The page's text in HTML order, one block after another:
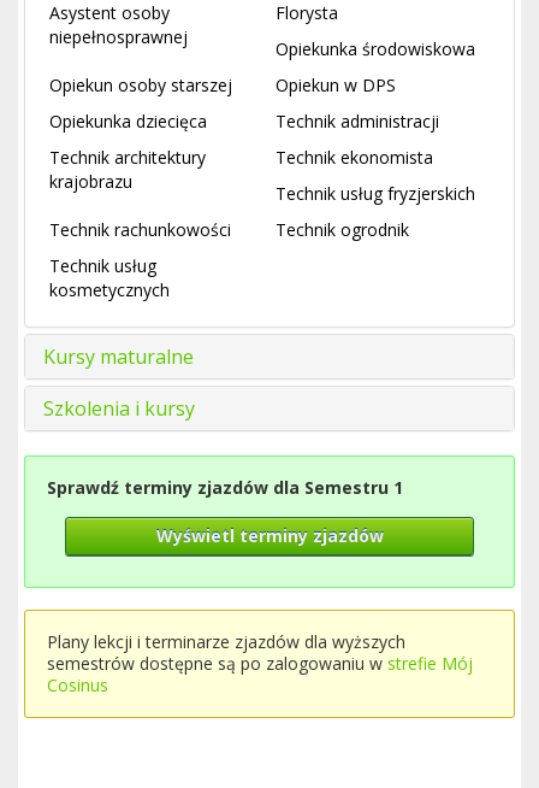
Asystent osoby
niepełnosprawnej
Florysta
Opiekunka środowiskowa
Opiekun osoby starszej
Opiekun w DPS
Opiekunka dziecięca
Technik administracji
Technik architektury
krajobrazu
Technik ekonomista
Technik usług fryzjerskich
Technik rachunkowości
Technik ogrodnik
Technik usług
kosmetycznych
Kursy maturalne
Szkolenia i kursy
Sprawdź terminy zjazdów dla Semestru 1
Wyświetl terminy zjazdów
Plany lekcji i terminarze zjazdów dla wyższych
semestrów dostępne są po zalogowaniu w strefie Mój
Cosinus